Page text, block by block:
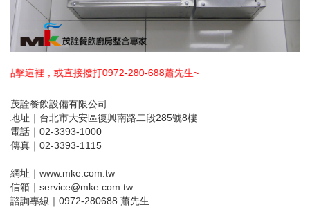
打0972-280-688蕭先生~
茂詮餐飲設備有限公司
地址｜台北市大安區復興南路二段285號8樓
電話｜02-3393-1000
傳真｜02-3393-1115
網址｜www.mke.com.tw
信箱｜service@mke.com.tw
諮詢專線｜0972-280688 蕭先生